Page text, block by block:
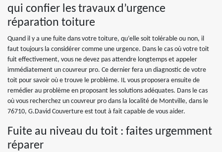
qui confier les travaux d’urgence
réparation toiture
Quand il y a une fuite dans votre toiture, qu’elle soit tolérable ou non, il
faut toujours la considérer comme une urgence. Dans le cas où votre toit
fuit effectivement, vous ne devez pas attendre longtemps et appeler
immédiatement un couvreur pro. Ce dernier fera un diagnostic de votre
toit pour savoir où e trouve le problème. IL vous proposera ensuite de
remédier au problème en proposant les solutions adéquates. Dans le cas
où vous recherchez un couvreur pro dans la localité de Montville, dans le
76710, G.David Couverture est tout à fait capable de vous aider.
Fuite au niveau du toit : faites urgemment
réparer